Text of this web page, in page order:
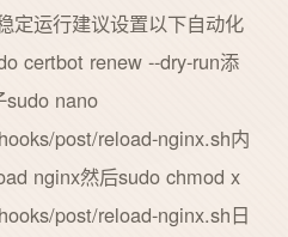
定运行建议设置以下自动化
certbot renew --dry-run添
sudo nano
post/reload-nginx.sh内
nginx然后sudo chmod x
post/reload-nginx.sh日